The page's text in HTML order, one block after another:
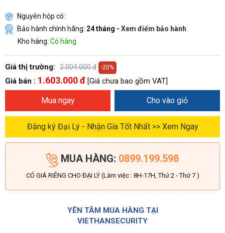
Nguyên hộp có:
Bảo hành chính hãng: 24 tháng - Xem điểm bảo hành
Kho hàng: Có hàng
Giá thị trường: 2.004.000 đ -20%
Giá bán : 1.603.000 đ [Giá chưa bao gồm VAT]
Mua ngay Cho vào giỏ
Đăng ký Đại Lý - Nhận Gía Tốt Nhất >> Xem Ngay
MUA HÀNG: 0899.199.598
CÓ GIÁ RIÊNG CHO ĐẠI LÝ (Làm việc : 8H-17H, Thứ 2 - Thứ 7 )
YÊN TÂM MUA HÀNG TẠI
VIETHANSECURITY